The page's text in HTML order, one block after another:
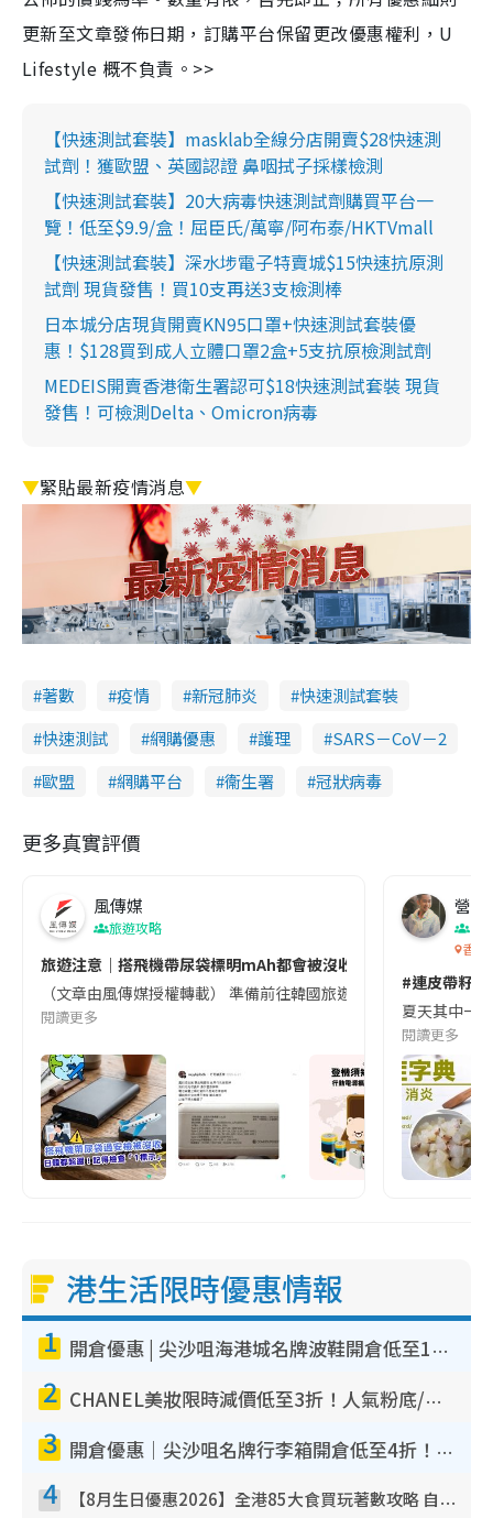
更新至文章發佈日期，訂購平台保留更改優惠權利，U
Lifestyle 概不負責。>>
【快速測試套裝】masklab全線分店開賣$28快速測
試劑！獲歐盟、英國認證 鼻咽拭子採樣檢測
【快速測試套裝】20大病毒快速測試劑購買平台一
覽！低至$9.9/盒！屈臣氏/萬寧/阿布泰/HKTVmall
【快速測試套裝】深水埗電子特賣城$15快速抗原測
試劑 現貨發售！買10支再送3支檢測棒
日本城分店現貨開賣KN95口罩+快速測試套裝優
惠！$128買到成人立體口罩2盒+5支抗原檢測試劑
MEDEIS開賣香港衛生署認可$18快速測試套裝 現貨
發售！可檢測Delta、Omicron病毒
▼緊貼最新疫情消息▼
著數 疫情 新冠肺炎
快速測試套裝
快速測試
網購優惠 護理
SARS－CoV－2
歐盟
網購平台 衞生署 冠狀病毒
更多真實評價
風傳媒
旅遊攻略
旅遊注意｜搭飛機帶尿袋標明mAh都會被沒收😱出發前切記檢查
（文章由風傳媒授權轉載） 準備前往韓國旅遊的民眾，近期要
閱讀更多
營養
香港
#連皮帶籽
夏天其中一
閱讀更多
港生活限時優惠情報
1 開倉優惠 | 尖沙咀海港城名牌波鞋開倉低至1折！On鞋$899起／Joy&Peace鞋履$98起
2 CHANEL美妝限時減價低至3折！人氣粉底/唇膏/精華液低至$275！COCO香水都有平
3 開倉優惠｜尖沙咀名牌行李箱開倉低至4折！一連5日 American Tourister/ace./Hallmark $200起！
4 【8月生日優惠2026】全港85大食買玩著數攻略 自助餐/火鍋放題同行免費＋誠品/DONKI送現金券